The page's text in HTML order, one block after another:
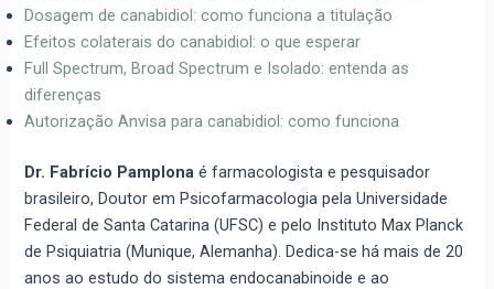
Dosagem de canabidiol: como funciona a titulação
Efeitos colaterais do canabidiol: o que esperar
Full Spectrum, Broad Spectrum e Isolado: entenda as
diferenças
Autorização Anvisa para canabidiol: como funciona
Dr. Fabrício Pamplona é farmacologista e pesquisador
brasileiro, Doutor em Psicofarmacologia pela Universidade
Federal de Santa Catarina (UFSC) e pelo Instituto Max Planck
de Psiquiatria (Munique, Alemanha). Dedica-se há mais de 20
anos ao estudo do sistema endocanabinoide e ao